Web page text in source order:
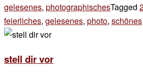
gelesenes, photographischesTagged
feierliches, gelesenes, photo, schönes
stell dir vor